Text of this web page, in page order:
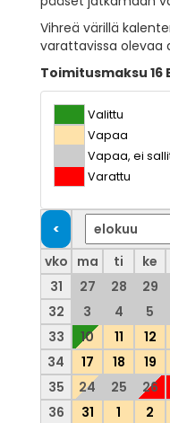
Vihreä värillä
varattavissa olevaa
Toimitusmaksu 16
Valittu
Vapaa
Vapaa, ei
Varattu
vko ma ti ke
31
27 28 29
32
3 4 5
33
10 11 12
34
17 18 19
35
24 25 26
36
31 1 2